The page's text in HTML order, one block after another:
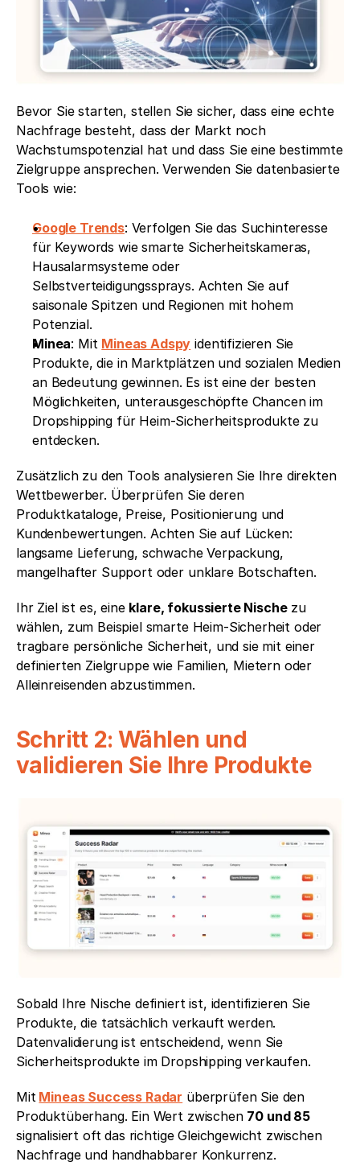
Bevor Sie starten, stellen Sie sicher, dass eine echte
Nachfrage besteht, dass der Markt noch
Wachstumspotenzial hat und dass Sie eine bestimmte
Zielgruppe ansprechen. Verwenden Sie datenbasierte
Tools wie:
Google Trends: Verfolgen Sie das Suchinteresse
für Keywords wie smarte Sicherheitskameras,
Hausalarmsysteme oder
Selbstverteidigungssprays. Achten Sie auf
saisonale Spitzen und Regionen mit hohem
Potenzial.
Minea: Mit Mineas Adspy identifizieren Sie
Produkte, die in Marktplätzen und sozialen Medien
an Bedeutung gewinnen. Es ist eine der besten
Möglichkeiten, unterausgeschöpfte Chancen im
Dropshipping für Heim-Sicherheitsprodukte zu
entdecken.
Zusätzlich zu den Tools analysieren Sie Ihre direkten
Wettbewerber. Überprüfen Sie deren
Produktkataloge, Preise, Positionierung und
Kundenbewertungen. Achten Sie auf Lücken:
langsame Lieferung, schwache Verpackung,
mangelhafter Support oder unklare Botschaften.
Ihr Ziel ist es, eine klare, fokussierte Nische zu
wählen, zum Beispiel smarte Heim-Sicherheit oder
tragbare persönliche Sicherheit, und sie mit einer
definierten Zielgruppe wie Familien, Mietern oder
Alleinreisenden abzustimmen.
Schritt 2: Wählen und
validieren Sie Ihre Produkte
Sobald Ihre Nische definiert ist, identifizieren Sie
Produkte, die tatsächlich verkauft werden.
Datenvalidierung ist entscheidend, wenn Sie
Sicherheitsprodukte im Dropshipping verkaufen.
Mit Mineas Success Radar überprüfen Sie den
Produktüberhang. Ein Wert zwischen 70 und 85
signalisiert oft das richtige Gleichgewicht zwischen
Nachfrage und handhabbarer Konkurrenz.